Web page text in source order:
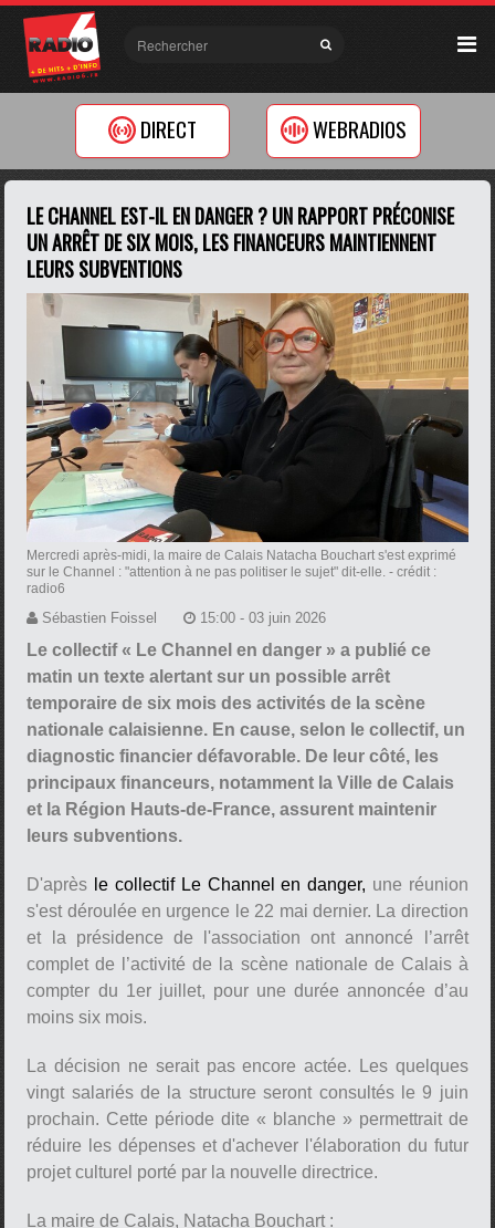
DIRECT WEBRADIOS
LE CHANNEL EST-IL EN DANGER ? UN RAPPORT PRÉCONISE
UN ARRÊT DE SIX MOIS, LES FINANCEURS MAINTIENNENT
LEURS SUBVENTIONS
Mercredi après-midi, la maire de Calais Natacha Bouchart s'est exprimé
sur le Channel : "attention à ne pas politiser le sujet" dit-elle. - crédit :
radio6
Sébastien Foissel 15:00 - 03 juin 2026
Le collectif « Le Channel en danger » a publié ce
matin un texte alertant sur un possible arrêt
temporaire de six mois des activités de la scène
nationale calaisienne. En cause, selon le collectif, un
diagnostic financier défavorable. De leur côté, les
principaux financeurs, notamment la Ville de Calais
et la Région Hauts-de-France, assurent maintenir
leurs subventions.
D'après le collectif Le Channel en danger, une réunion
s'est déroulée en urgence le 22 mai dernier. La direction
et la présidence de l'association ont annoncé l’arrêt
complet de l’activité de la scène nationale de Calais à
compter du 1er juillet, pour une durée annoncée d’au
moins six mois.
La décision ne serait pas encore actée. Les quelques
vingt salariés de la structure seront consultés le 9 juin
prochain. Cette période dite « blanche » permettrait de
réduire les dépenses et d'achever l'élaboration du futur
projet culturel porté par la nouvelle directrice.
La maire de Calais, Natacha Bouchart :